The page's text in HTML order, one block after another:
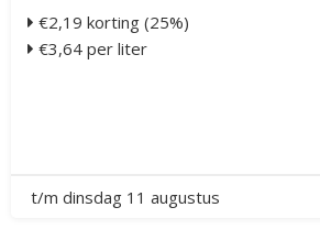
€2,19 korting (25%)
€3,64 per liter
t/m dinsdag 11 augustus